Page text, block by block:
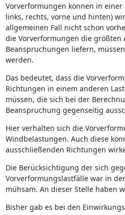
Vorverformungen können in
links, rechts, vorne und hinten)
allgemeinen Fall nicht schon
die Vorverformungen die größten
Beanspruchungen liefern,
werden.
Das bedeutet, dass die
Richtungen in einem anderen
müssen, die sich bei der
Beanspruchung gegenseitig
Hier verhalten sich die
Windbelastungen. Auch diese
ausschließenden Richtungen
Die Berücksichtigung der sich
Vorverformungslastfälle war in
mühsam. An dieser Stelle haben
Bisher gab es bei den